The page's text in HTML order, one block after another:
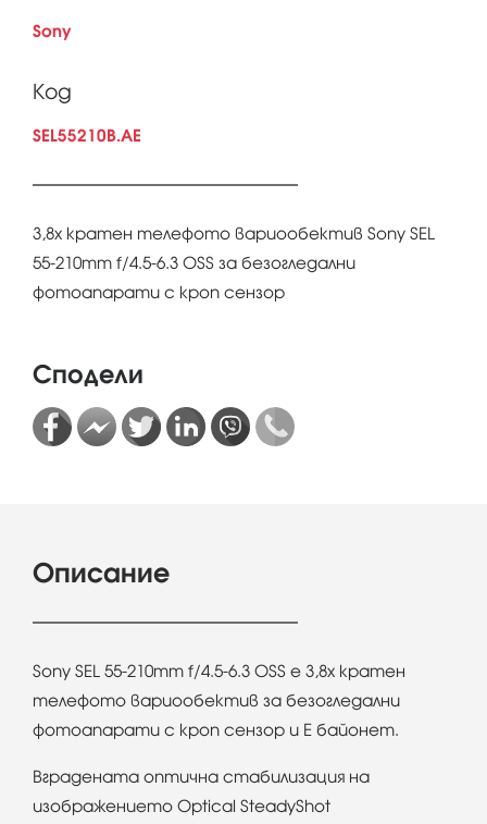
Sony
Код
SEL55210B.AE
3,8x кратен телефото вариообектив Sony SEL
55-210mm f/4.5-6.3 OSS за безогледални
фотоапарати с кроп сензор
Сподели
Описание
Sony SEL 55-210mm f/4.5-6.3 OSS е 3,8x кратен
телефото вариообектив за безогледални
фотоапарати с кроп сензор и Е байонет.
Вградената оптична стабилизация на
изображението Optical SteadyShot